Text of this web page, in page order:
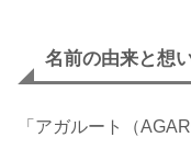
名前の由来と想
「アガルート（